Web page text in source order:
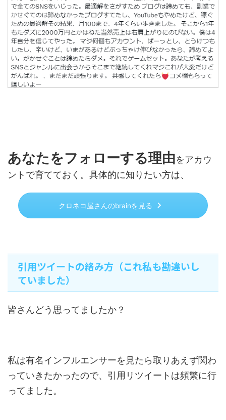
あなたをフォローする理由をアカウ
ントで育てておく。具体的に知りたい方は、
クロネコ屋さんのbrainを見る
引用ツイートの絡み方（これ私も勘違いし
ていました）
皆さんどう思ってましたか？
私は有名インフルエンサーを見たら取りあえず関わ
っていきたかったので、引用リツイートは頻繁に行
ってました。